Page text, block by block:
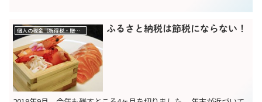
個人の税金（所得税・贈与税） ふるさと納税は節税にならない！